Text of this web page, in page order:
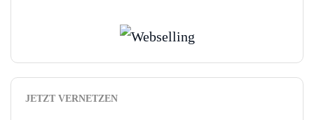
JETZT VERNETZEN